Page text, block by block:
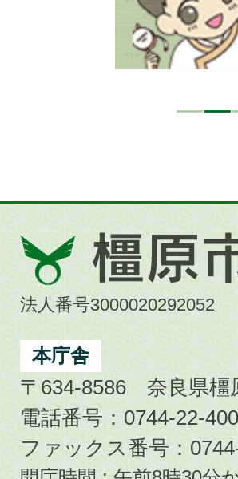
橿
原
市
City
法人番号3000020292052
本庁舎
〒634-8586 奈良県橿
電話番号：0744-22-
ファックス番号：